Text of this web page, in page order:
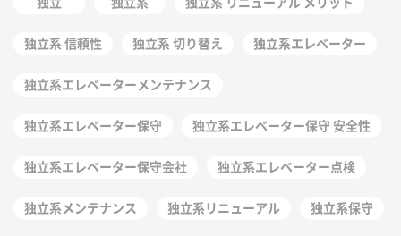
独立系 信頼性 独立系 切り替え 独立系エレベーター
独立系エレベーターメンテナンス
独立系エレベーター保守 独立系エレベーター保守 安全性
独立系エレベーター保守会社 独立系エレベーター点検
独立系メンテナンス 独立系リニューアル 独立系保守